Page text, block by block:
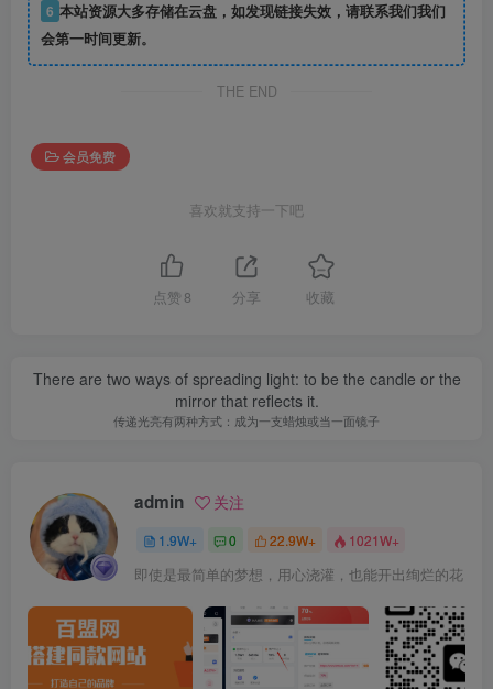
6 本站资源大多存储在云盘，如发现链接失效，请联系我们我们
会第一时间更新。
THE END
会员免费
喜欢就支持一下吧
点赞 8 分享 收藏
There are two ways of spreading light: to be the candle or the
mirror that reflects it.
传递光亮有两种方式：成为一支蜡烛或当一面镜子
admin 关注
1.9W+ 0 22.9W+ 1021W+
即使是最简单的梦想，用心浇灌，也能开出绚烂的花